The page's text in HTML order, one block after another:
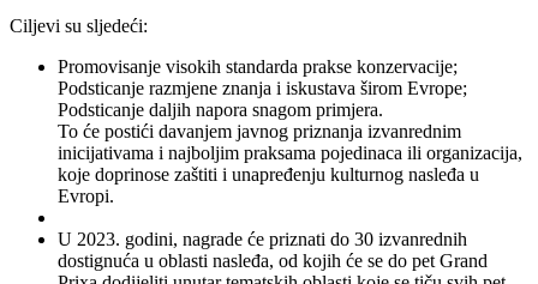
Ciljevi su sljedeći:
Promovisanje visokih standarda prakse konzervacije;
Podsticanje razmjene znanja i iskustava širom Evrope;
Podsticanje daljih napora snagom primjera.
To će postići davanjem javnog priznanja izvanrednim
inicijativama i najboljim praksama pojedinaca ili organizacija,
koje doprinose zaštiti i unapređenju kulturnog nasleđa u
Evropi.
U 2023. godini, nagrade će priznati do 30 izvanrednih
dostignuća u oblasti nasleđa, od kojih će se do pet Grand